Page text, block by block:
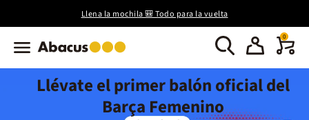
Llena la mochila 🎒 Todo para la vuelta
0
Llévate el primer balón oficial del
Barça Femenino